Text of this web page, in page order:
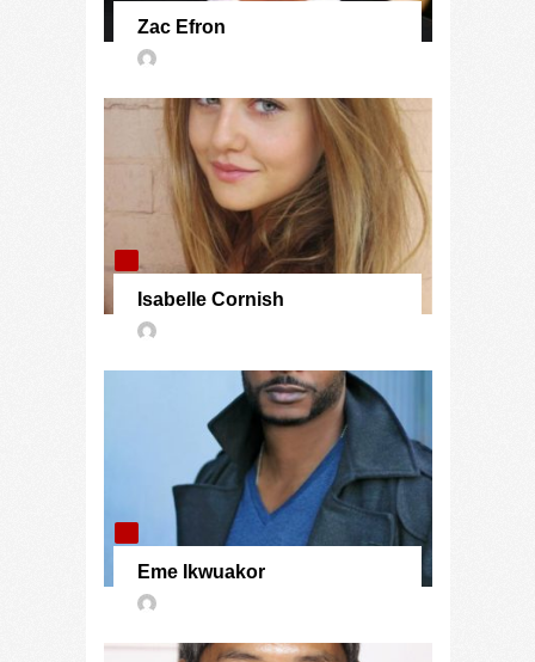
Zac Efron
Isabelle Cornish
Eme Ikwuakor